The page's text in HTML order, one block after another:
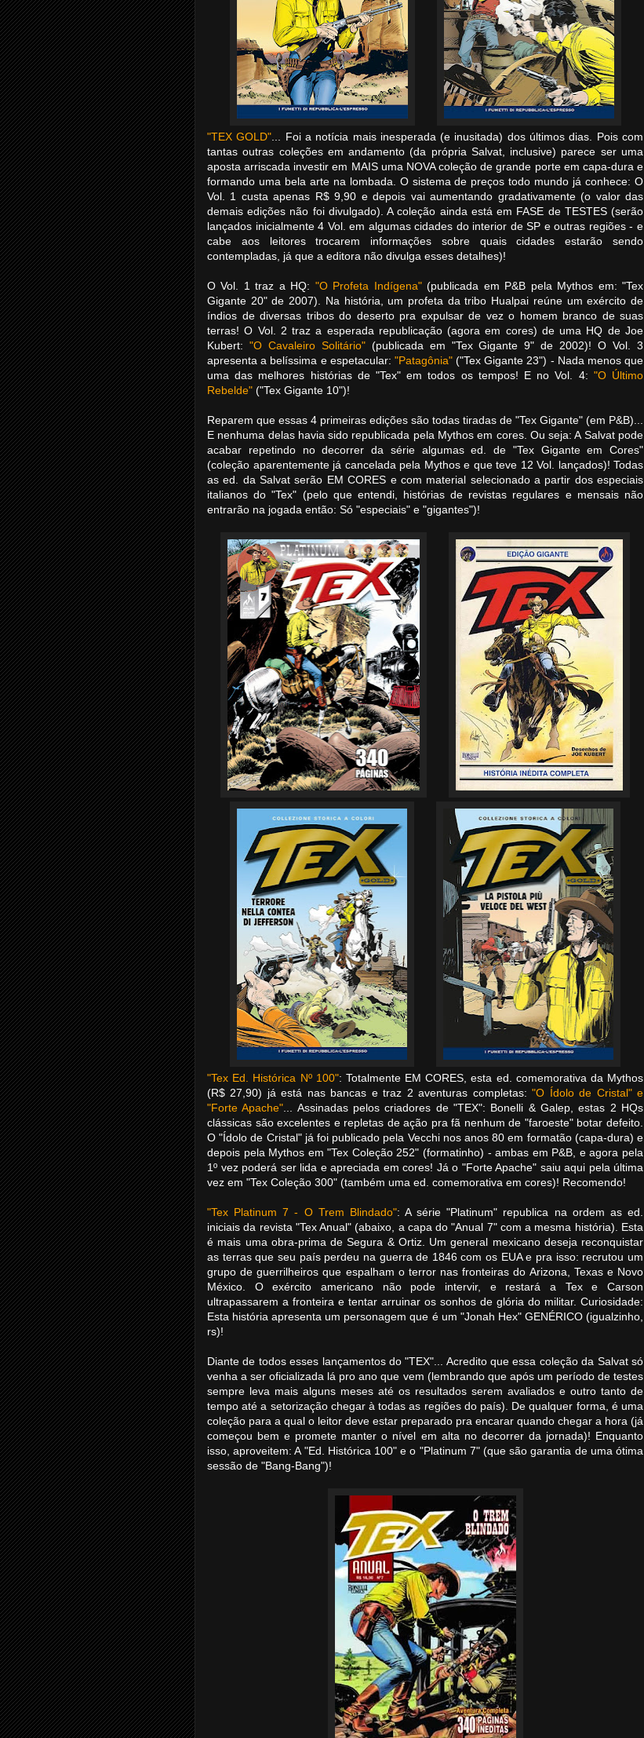
"TEX GOLD" ... Foi a notícia mais inesperada (e inusitada) dos últimos dias. Pois com
tantas outras coleções em andamento (da própria Salvat, inclusive) parece ser uma
aposta arriscada investir em MAIS uma NOVA coleção de grande porte em capa-dura e
formando uma bela arte na lombada. O sistema de preços todo mundo já conhece: O
Vol. 1 custa apenas R$ 9,90 e depois vai aumentando gradativamente (o valor das
demais edições não foi divulgado). A coleção ainda está em FASE de TESTES (serão
lançados inicialmente 4 Vol. em algumas cidades do interior de SP e outras regiões - e
cabe aos leitores trocarem informações sobre quais cidades estarão sendo
contempladas, já que a editora não divulga esses detalhes)!
O Vol. 1 traz a HQ: "O Profeta Indígena"(publicada em P&B pela Mythos em: "Tex
Gigante 20" de 2007). Na história, um profeta da tribo Hualpai reúne um exército de
índios de diversas tribos do deserto pra expulsar de vez o homem branco de suas
terras! O Vol. 2 traz a esperada republicação (agora em cores) de uma HQ de Joe
Kubert: "O Cavaleiro Solitário"(publicada em "Tex Gigante 9" de 2002)! O Vol. 3
apresenta a belíssima e espetacular: "Patagônia"("Tex Gigante 23") - Nada menos que
uma das melhores histórias de "Tex" em todos os tempos! E no Vol. 4: "O Último
Rebelde" ("Tex Gigante 10")!
Reparem que essas 4 primeiras edições são todas tiradas de "Tex Gigante" (em P&B)...
E nenhuma delas havia sido republicada pela Mythos em cores. Ou seja: A Salvat pode
acabar repetindo no decorrer da série algumas ed. de "Tex Gigante em Cores"
(coleção aparentemente já cancelada pela Mythos e que teve 12 Vol. lançados)! Todas
as ed. da Salvat serão EM CORES e com material selecionado a partir dos especiais
italianos do "Tex" (pelo que entendi, histórias de revistas regulares e mensais não
entrarão na jogada então: Só "especiais" e "gigantes")!
"Tex Ed. Histórica Nº 100": Totalmente EM CORES, esta ed. comemorativa da Mythos
(R$ 27,90) já está nas bancas e traz 2 aventuras completas:"O Ídolo de Cristal" e
"Forte Apache" ... Assinadas pelos criadores de "TEX": Bonelli & Galep, estas 2 HQs
clássicas são excelentes e repletas de ação pra fã nenhum de "faroeste" botar defeito.
O "Ídolo de Cristal" já foi publicado pela Vecchi nos anos 80 em formatão (capa-dura) e
depois pela Mythos em "Tex Coleção 252" (formatinho) - ambas em P&B, e agora pela
1º vez poderá ser lida e apreciada em cores! Já o "Forte Apache" saiu aqui pela última
vez em "Tex Coleção 300" (também uma ed. comemorativa em cores)! Recomendo!
"Tex Platinum 7 - O Trem Blindado": A série "Platinum" republica na ordem as ed.
iniciais da revista "Tex Anual" (abaixo, a capa do "Anual 7" com a mesma história). Esta
é mais uma obra-prima de Segura & Ortiz. Um general mexicano deseja reconquistar
as terras que seu país perdeu na guerra de 1846 com os EUA e pra isso: recrutou um
grupo de guerrilheiros que espalham o terror nas fronteiras do Arizona, Texas e Novo
México. O exército americano não pode intervir, e restará a Tex e Carson
ultrapassarem a fronteira e tentar arruinar os sonhos de glória do militar. Curiosidade:
Esta história apresenta um personagem que é um "Jonah Hex" GENÉRICO (igualzinho,
rs)!
Diante de todos esses lançamentos do "TEX"... Acredito que essa coleção da Salvat só
venha a ser oficializada lá pro ano que vem (lembrando que após um período de testes
sempre leva mais alguns meses até os resultados serem avaliados e outro tanto de
tempo até a setorização chegar à todas as regiões do país). De qualquer forma, é uma
coleção para a qual o leitor deve estar preparado pra encarar quando chegar a hora (já
começou bem e promete manter o nível em alta no decorrer da jornada)! Enquanto
isso, aproveitem: A "Ed. Histórica 100" e o "Platinum 7" (que são garantia de uma ótima
sessão de "Bang-Bang")!